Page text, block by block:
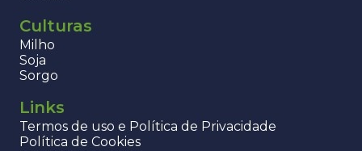
Culturas
Milho
Soja
Sorgo
Links
Termos de uso e Política de Privacidade
Política de Cookies